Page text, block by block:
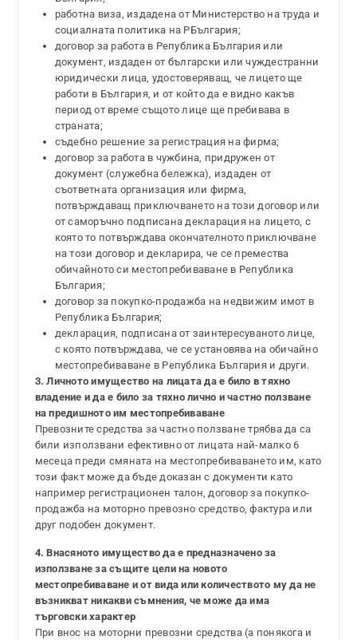
работна виза, издадена от Министерство на труда и
социалната политика на РБългария;
договор за работа в Република България или
документ, издаден от български или чуждестранни
юридически лица, удостоверяващ, че лицето ще
работи в България, и от който да е видно какъв
период от време същото лице ще пребивава в
страната;
съдебно решение за регистрация на фирма;
договор за работа в чужбина, придружен от
документ (служебна бележка), издаден от
съответната организация или фирма,
потвърждаващ приключването на този договор или
от саморъчно подписана декларация на лицето, с
която то потвърждава окончателното приключване
на този договор и декларира, че се премества
обичайното си местопребиваване в Република
България;
договор за покупко-продажба на недвижим имот в
Република България;
декларация, подписана от заинтересуваното лице,
с която потвърждава, че се установява на обичайно
местопребиваване в Република България и други.
3. Личното имущество на лицата да е било в тяхно
владение и да е било за тяхно лично и частно ползване
на предишното им местопребиваване
Превозните средства за частно ползване трябва да са
били използвани ефективно от лицата най-малко 6
месеца преди смяната на местопребиваването им, като
този факт може да бъде доказан с документи като
например регистрационен талон, договор за покупко-
продажба на моторно превозно средство, фактура или
друг подобен документ.
4. Внасяното имущество да е предназначено за
използване за същите цели на новото
местопребиваване и от вида или количеството му да не
възникват никакви съмнения, че може да има
търговски характер
При внос на моторни превозни средства (а понякога и